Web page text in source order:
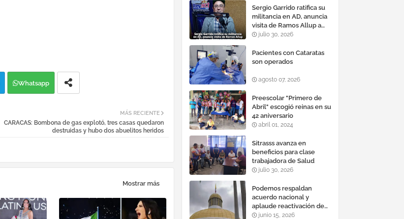
Whatsapp
MÁS RECIENTE
CARACAS: Bombona de gas explotó, tres casas quedaron
destruidas y hubo dos abuelitos heridos
Mostrar más
Sergio Garrido ratifica su
militancia en AD, anuncia
visita de Ramos Allup a
Barinas y llama a
cauteloso»
julio 30, 2026
Pacientes con Cataratas
son operados
agosto 07, 2026
Preescolar "Primero de
Abril" escogió reinas en su
42 aniversario
abril 01, 2024
Sitrasss avanza en
beneficios para clase
trabajadora de Salud
julio 30, 2026
Podemos respaldan
acuerdo nacional y
aplaude reactivación de
Tocoma con la
junio 15, 2026